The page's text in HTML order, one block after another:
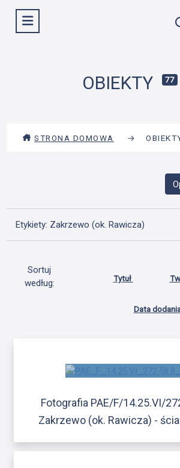
Wyświetl menu
OBIEKTY 77
STRONA DOMOWA →
Etykiety: Zakrzewo (ok. Rawicza)
Sortuj
według:
Tytuł
Data
Fotografia PAE/F/14.25.VI/
Zakrzewo (ok. Rawicza) -